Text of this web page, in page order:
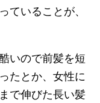
ていることが、
いので前髪を短
たとか、女性に
で伸びた長い髪